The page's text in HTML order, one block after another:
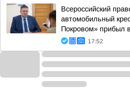
Всероссийский
автомобильный
Покровом» прибыл
17:52